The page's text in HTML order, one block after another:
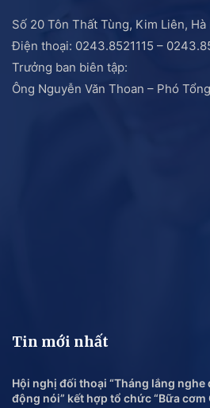
Số 20 Tôn Thất Tùng, Kim Liên, Hà
Điện thoại: 0243.8521115 –
Trưởng ban biên tập:
Ông Nguyễn Văn Thoan – Phó
Tin mới nhất
Hội nghị đối thoại “Tháng lắng
động nói” kết hợp tổ chức “Bữa cơm